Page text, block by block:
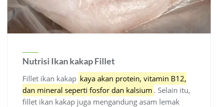
Nutrisi Ikan kakap Fillet
Fillet ikan kakap kaya akan protein, vitamin B12,
dan mineral seperti fosfor dan kalsium . Selain itu,
fillet ikan kakap juga mengandung asam lemak